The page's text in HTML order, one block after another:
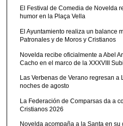
El Festival de Comedia de Novelda
humor en la Plaça Vella
El Ayuntamiento realiza un balance
Patronales y de Moros y Cristianos
Novelda recibe oficialmente a Abel
Cacho en el marco de la XXXVIII
Las Verbenas de Verano regresan a
noches de agosto
La Federación de Comparsas da a
Cristianos 2026
Novelda acompaña a la Santa en su